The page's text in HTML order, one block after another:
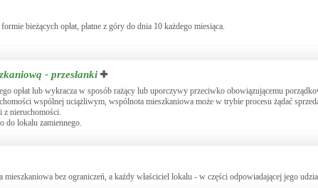
bieżących opłat, płatne z góry do dnia 10 każdego miesiąca.
- przesłanki
opłat lub wykracza w sposób rażący lub uporczywy przeciwko obowiązującemu
wspólnej uciążliwym, wspólnota mieszkaniowa może w trybie procesu żądać
z nieruchomości.
do lokalu zamiennego.
bez ograniczeń, a każdy właściciel lokalu - w części odpowiadającej jego